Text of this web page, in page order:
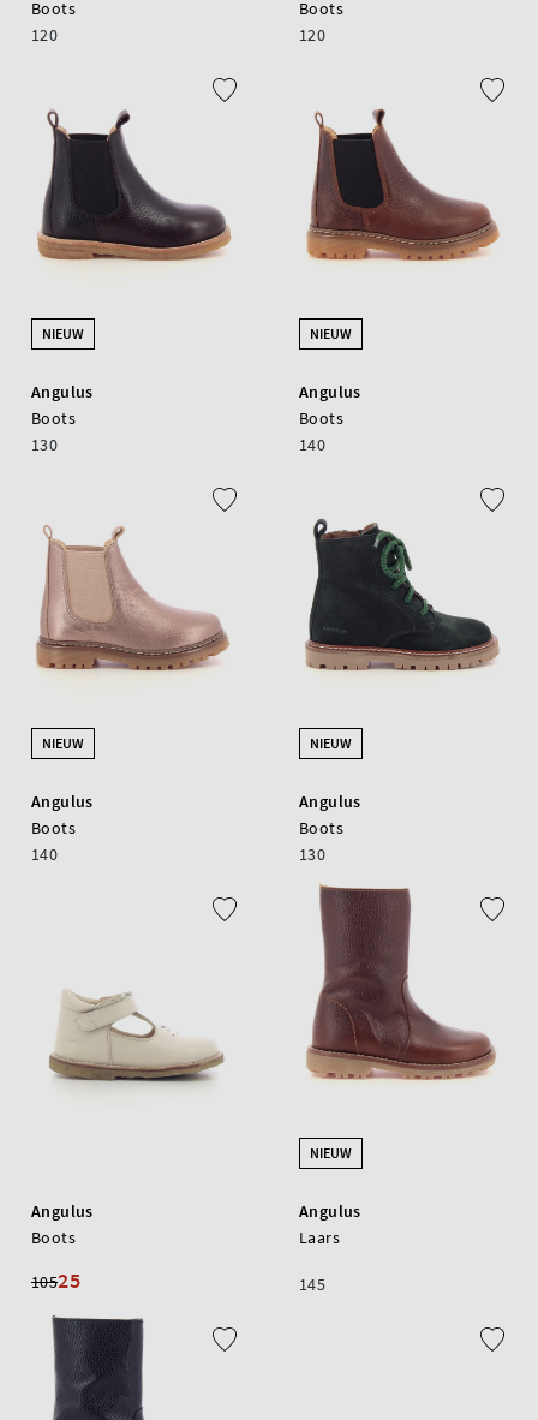
Boots
120
Boots
120
NIEUW
Angulus
Boots
130
NIEUW
Angulus
Boots
140
NIEUW
Angulus
Boots
140
NIEUW
Angulus
Boots
130
Angulus
Boots
10525
NIEUW
Angulus
Laars
145